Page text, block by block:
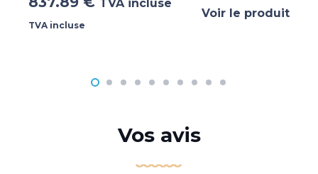
TVA incluse
TVA incluse
Voir le produit
Vos avis